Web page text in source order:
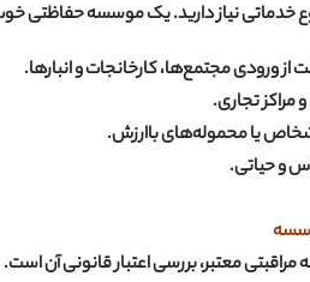
نوع خدماتی نیاز دارید. یک موسسه
ورودی مجتمع‌ها، کارخانجات و انبارها.
مراکز تجاری.
یا محموله‌های باارزش.
و حیاتی.
معتبر، بررسی اعتبار قانونی آن است.